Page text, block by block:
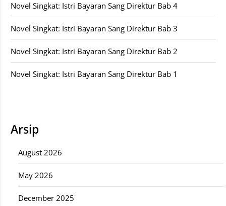
Novel Singkat: Istri Bayaran Sang Direktur Bab 4
Novel Singkat: Istri Bayaran Sang Direktur Bab 3
Novel Singkat: Istri Bayaran Sang Direktur Bab 2
Novel Singkat: Istri Bayaran Sang Direktur Bab 1
Arsip
August 2026
May 2026
December 2025